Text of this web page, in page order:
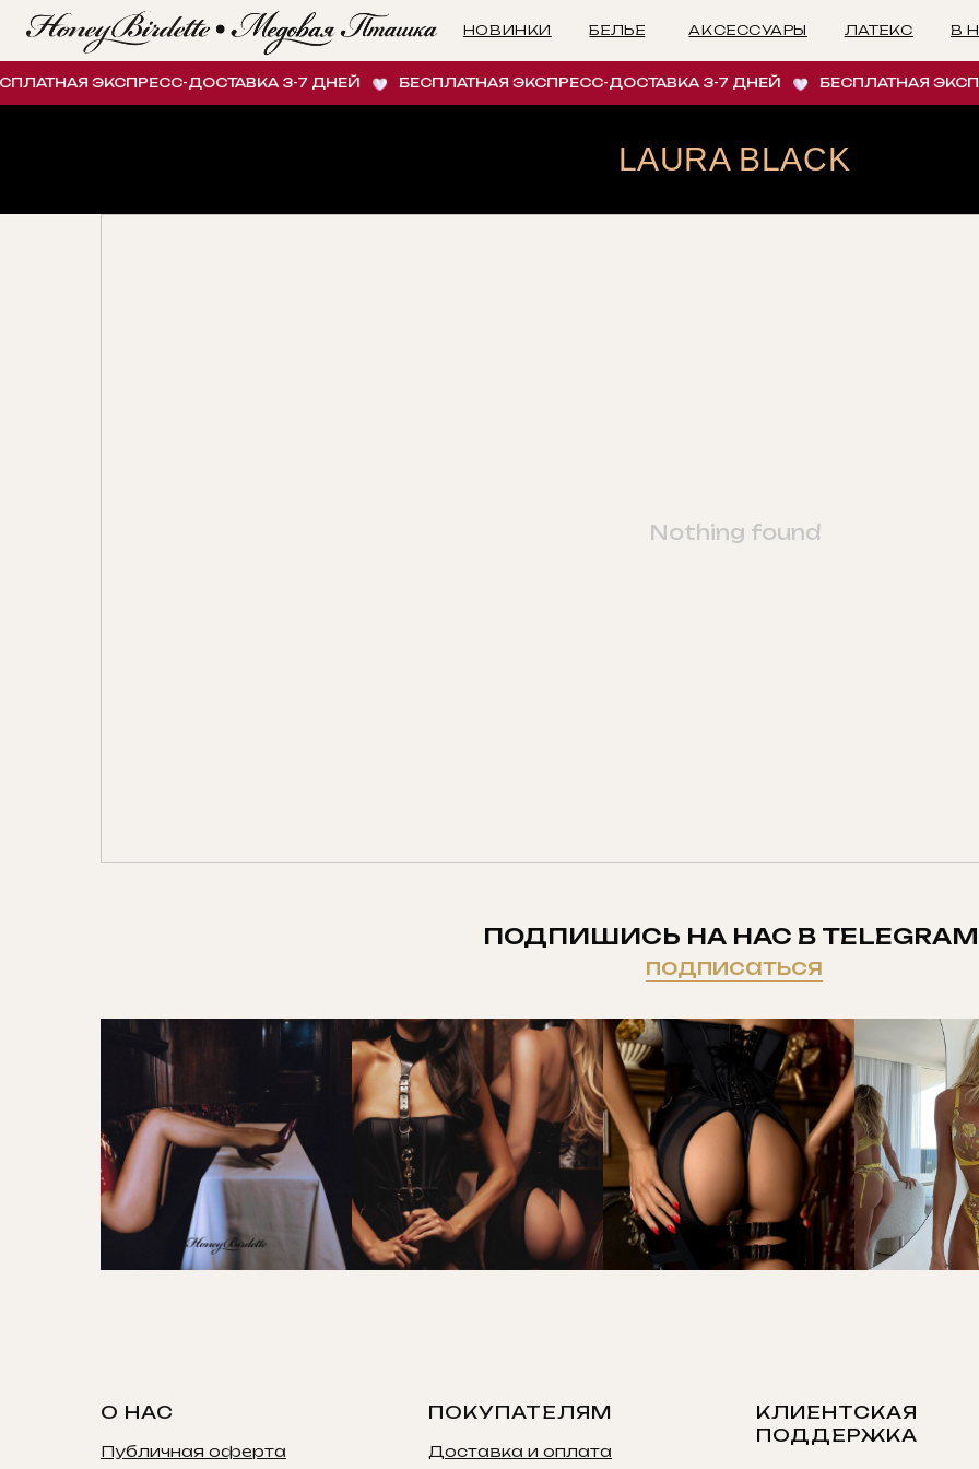
ЛАТЕКС
БЕЛЬЕ В НАЛИЧИИ
АКСЕССУАРЫ
НОВИНКИ
ЭКСПРЕСС-ДОСТАВКА 3-7 ДНЕЙ БЕСПЛАТНАЯ ЭКСПРЕСС-ДОСТАВКА 3-7 ДНЕЙ БЕСПЛАТНАЯ
LAURA BLACK
Nothing found
ПОДПИШИСЬ НА НАС В
подписаться
О НАС
Публичная оферта
ПОКУПАТЕЛЯМ
Доставка и оплата
КЛИЕНТСКАЯ
ПОДДЕРЖКА